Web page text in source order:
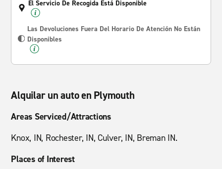
El Servicio De Recogida Está Disponible
Las Devoluciones Fuera Del Horario De Atención No Están
Disponibles
Alquilar un auto en Plymouth
Areas Serviced/Attractions
Knox, IN, Rochester, IN, Culver, IN, Breman IN.
Places of Interest